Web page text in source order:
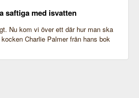
saftiga med isvatten
Nu kom vi över ett där hur man ska
Charlie Palmer från hans bok